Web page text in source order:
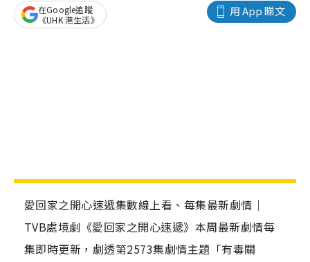
用 App 睇文
在Google追蹤
《UHK 港生活》
愛回家之開心速遞集數線上看、每集最新劇情｜
TVB處境劇《愛回家之開心速遞》本周最新劇情每
集即時更新，劇透第2573集劇情主題「有毒關